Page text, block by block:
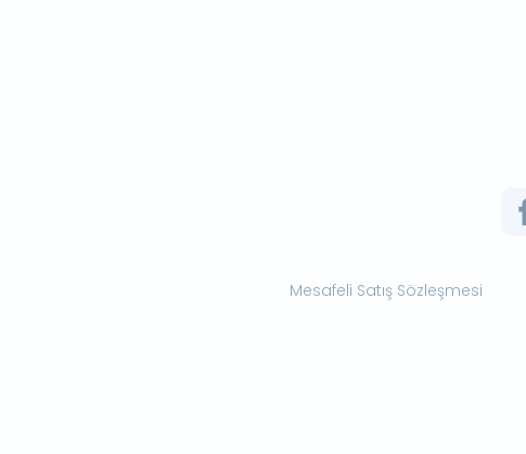
Mesafeli Satış Sözleşmesi